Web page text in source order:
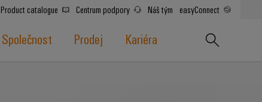
Product catalogue Centrum podpory Náš tým easyConnect
Společnost Prodej Kariéra